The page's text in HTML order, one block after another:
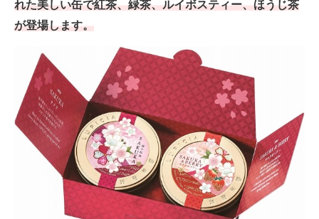
れた美しい缶で紅茶、緑茶、ルイボスティー、ほうじ茶
が登場します。